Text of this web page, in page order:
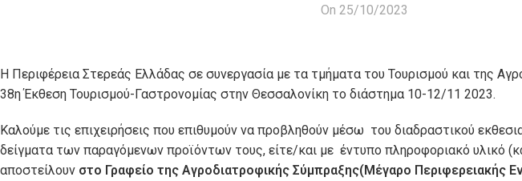
On 25/10/2023
Η Περιφέρεια Στερεάς Ελλάδας σε συνεργασία με τα τμήματα του Τουρισμού και της
38η Έκθεση Τουρισμού-Γαστρονομίας στην Θεσσαλονίκη το διάστημα 10-12/11 2023.
Kαλούμε τις επιχειρήσεις που επιθυμούν να προβληθούν μέσω του διαδραστικού
δείγματα των παραγόμενων προϊόντων τους, είτε/και με έντυπο πληροφοριακό υλικό
αποστείλουν στο Γραφείο της Αγροδιατροφικής Σύμπραξης(Μέγαρο Περιφερειακής